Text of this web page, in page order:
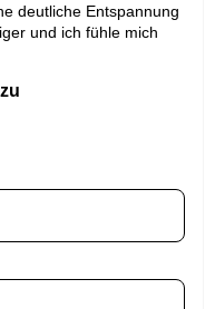
deutliche Entspannung
und ich fühle mich